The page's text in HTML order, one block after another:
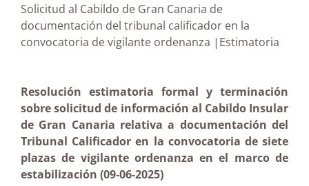
Solicitud al Cabildo de Gran Canaria de
documentación del tribunal calificador en la
convocatoria de vigilante ordenanza |Estimatoria
Resolución estimatoria formal y terminación
sobre solicitud de información al Cabildo Insular
de Gran Canaria relativa a documentación del
Tribunal Calificador en la convocatoria de siete
plazas de vigilante ordenanza en el marco de
estabilización (09-06-2025)